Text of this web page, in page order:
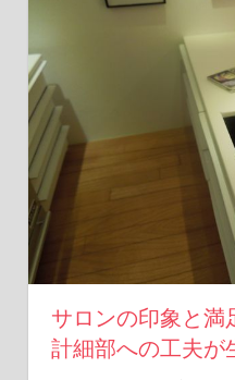
サロンの印象と満
計細部への工夫が